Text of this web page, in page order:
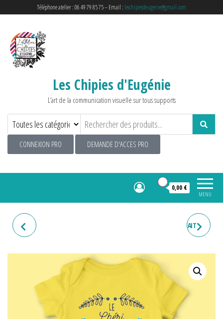
Téléphone atelier : 06 49 79 85 75 – Email : leschipiesdeugenie@gmail.com
Les Chipies d'Eugénie
L’art de la communication visuelle sur tous supports
CONNEXION PRO DEMANDE D'ACCES PRO
MENU
0,00 €
BODY BÉBÉ "CE PAPA PARFAIT